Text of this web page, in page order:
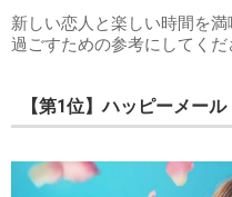
新しい恋人と楽しい時間を
過ごすための参考にしてくだ
【第1位】ハッピーメール